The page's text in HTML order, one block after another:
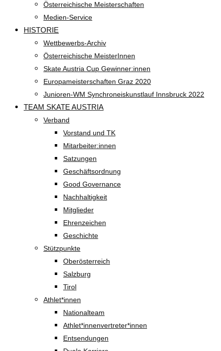
Österreichische Meisterschaften
Medien-Service
HISTORIE
Wettbewerbs-Archiv
Österreichische MeisterInnen
Skate Austria Cup Gewinner:innen
Europameisterschaften Graz 2020
Junioren-WM Synchroneiskunstlauf Innsbruck 2022
TEAM SKATE AUSTRIA
Verband
Vorstand und TK
Mitarbeiter:innen
Satzungen
Geschäftsordnung
Good Governance
Nachhaltigkeit
Mitglieder
Ehrenzeichen
Geschichte
Stützpunkte
Oberösterreich
Salzburg
Tirol
Athlet*innen
Nationalteam
Athlet*innenvertreter*innen
Entsendungen